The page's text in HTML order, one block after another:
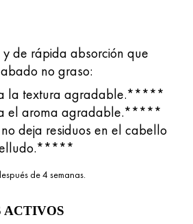
de rápida absorción que
no graso:
la textura agradable.*****
el aroma agradable.*****
deja residuos en el cabello
de 4 semanas.
ACTIVOS